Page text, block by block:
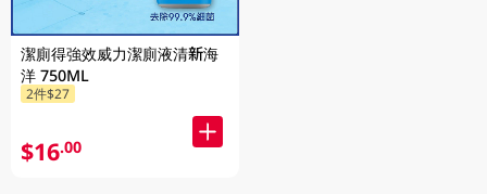
潔廁得強效威力潔廁液清新海
洋 750ML
2件$27
$16.00